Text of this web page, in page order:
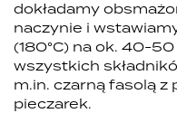
dokładamy
naczynie i
(180°C) na ok. 40-
wszystkich
m.in. czarną fasolą
pieczarek.